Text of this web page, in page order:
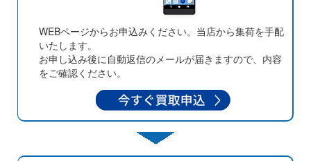
WEBページからお申込みください。当店から集荷を手配
いたします。
お申し込み後に自動返信のメールが届きますので、内容
をご確認ください。